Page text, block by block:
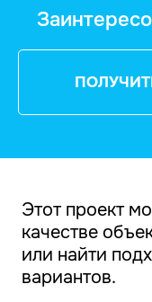
Этот проект
качестве
или найти
вариантов.